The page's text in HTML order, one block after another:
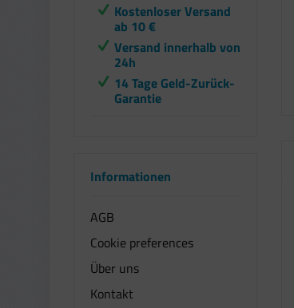
Kostenloser Versand
ab 10 €
Versand innerhalb von
24h
14 Tage Geld-Zurück-
Garantie
Informationen
AGB
Cookie preferences
Über uns
Kontakt